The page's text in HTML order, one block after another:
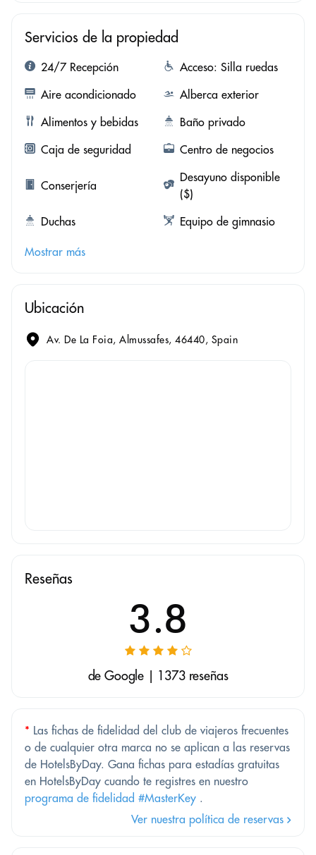
Servicios de la propiedad
24/7 Recepción
Acceso: Silla ruedas
Aire acondicionado
Alberca exterior
Alimentos y bebidas
Baño privado
Caja de seguridad
Centro de negocios
Conserjería
Desayuno disponible
($)
Duchas
Equipo de gimnasio
Mostrar más
Ubicación
Av. De La Foia, Almussafes, 46440, Spain
Reseñas
3.8
de Google | 1373 reseñas
* Las fichas de fidelidad del club de viajeros frecuentes
o de cualquier otra marca no se aplican a las reservas
de HotelsByDay. Gana fichas para estadías gratuitas
en HotelsByDay cuando te registres en nuestro
programa de fidelidad #MasterKey .
Ver nuestra política de reservas